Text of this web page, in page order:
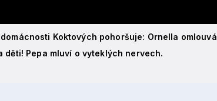
Koktových pohoršuje: Ornella omlouvá
děti! Pepa mluví o vyteklých nervech.